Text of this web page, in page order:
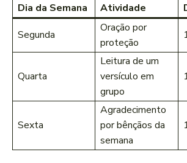
Dia da Semana Atividade
Segunda
Oração por
proteção
Quarta
Leitura de um
versículo em
grupo
Sexta
Agradecimento
por bênçãos da
semana